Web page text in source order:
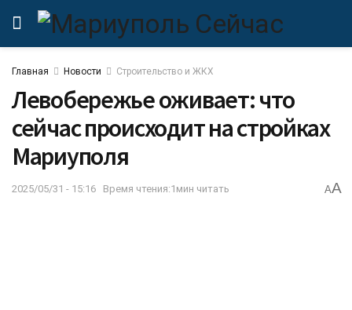
Главная Новости Строительство и ЖКХ
Левобережье оживает: что
сейчас происходит на стройках
Мариуполя
2025/05/31 - 15:16 Время чтения:1мин читать AA